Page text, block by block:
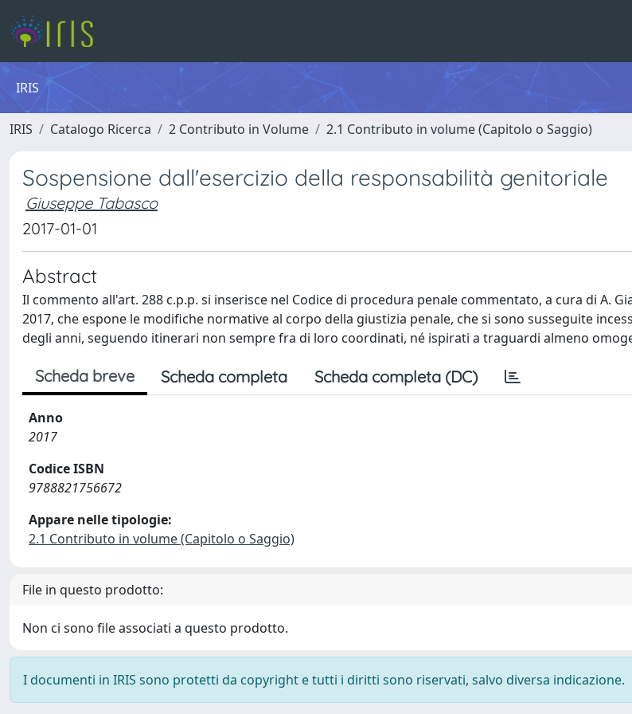
IRIS
IRIS Catalogo Ricerca 2 Contributo in Volume 2.1 Contributo in volume (Capitolo o Saggio)
Sospensione dall'esercizio della responsabilità genitoriale
Giuseppe Tabasco
2017-01-01
Abstract
Il commento all'art. 288 c.p.p. si inserisce nel Codice di procedura penale commentato, a cura di A.
2017, che espone le modifiche normative al corpo della giustizia penale, che si sono susseguite
degli anni, seguendo itinerari non sempre fra di loro coordinati, né ispirati a traguardi almeno
Scheda breve Scheda completa Scheda completa (DC)
Anno
2017
Codice ISBN
9788821756672
Appare nelle tipologie:
2.1 Contributo in volume (Capitolo o Saggio)
File in questo prodotto:
Non ci sono file associati a questo prodotto.
I documenti in IRIS sono protetti da copyright e tutti i diritti sono riservati, salvo diversa indicazione.